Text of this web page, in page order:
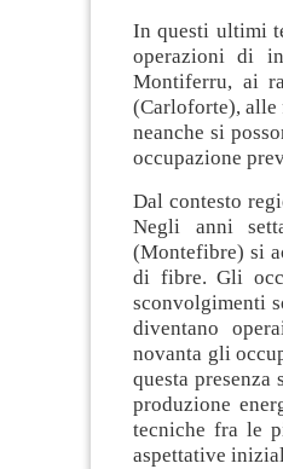
In questi ultimi
operazioni di
Montiferru, ai
(Carloforte),
neanche si
occupazione
Dal contesto
Negli anni
(Montefibre) si
di fibre. Gli
sconvolgimenti
diventano
novanta gli
questa presenza
produzione
tecniche fra le
aspettative